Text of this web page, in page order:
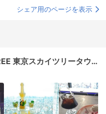
シェア用のページを表示
天空LOUNGE TOP of TREE 東京スカイツリータウン・ソラマチ店（トップ オブ ツリー）